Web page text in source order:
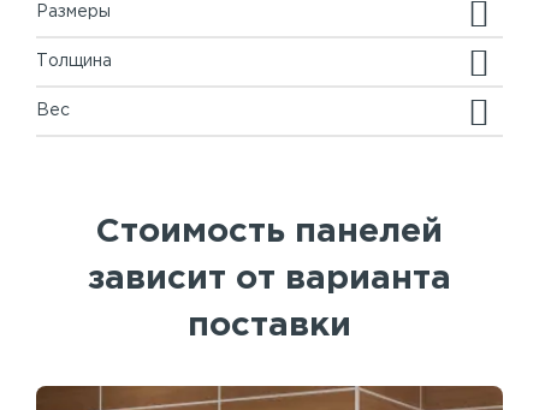
Размеры
Толщина
Вес
Стоимость панелей
зависит от варианта
поставки